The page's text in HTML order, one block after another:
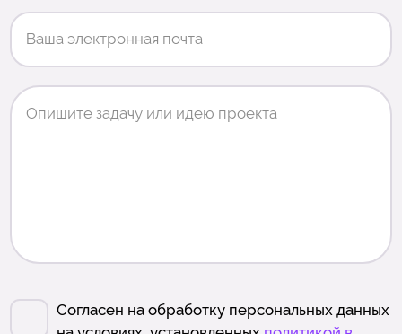
Согласен на обработку персональных данных